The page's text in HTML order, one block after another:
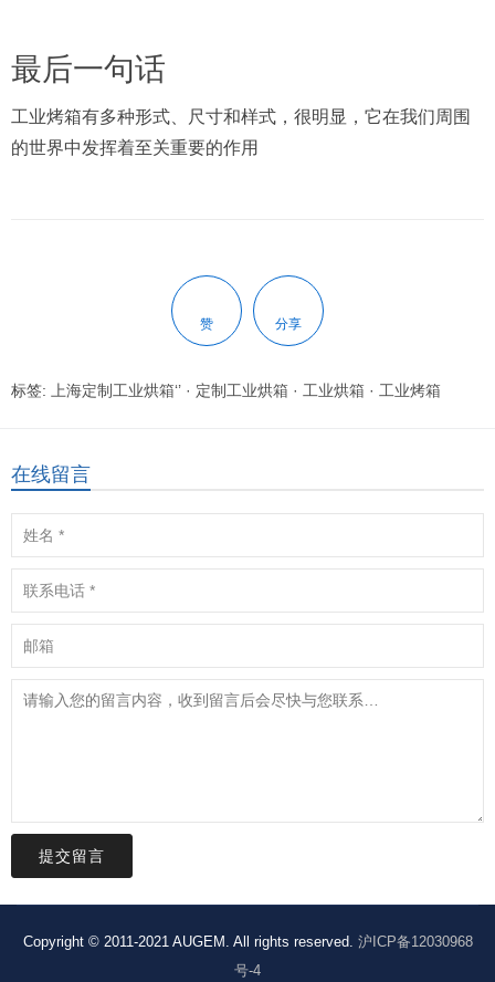
最后一句话
工业烤箱有多种形式、尺寸和样式，很明显，它在我们周围
的世界中发挥着至关重要的作用
赞 分享
标签: 上海定制工业烘箱‘’ · 定制工业烘箱 · 工业烘箱 · 工业烤箱
在线留言
提交留言
Copyright © 2011-2021 AUGEM. All rights reserved. 沪ICP备12030968
号-4